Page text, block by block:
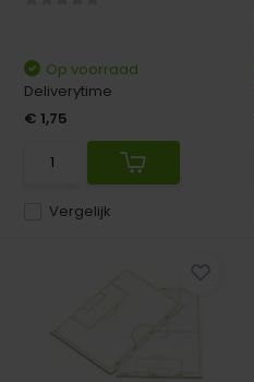
Vergelijk
Op voorraad
Deliverytime
€ 1,75